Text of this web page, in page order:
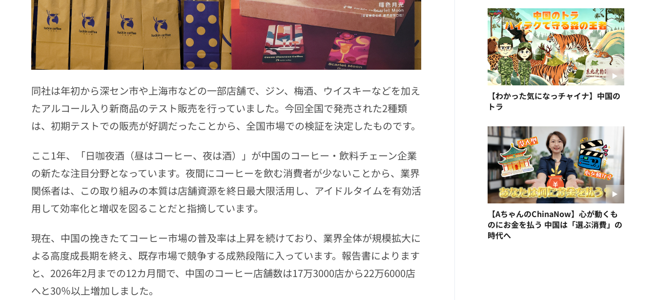
同社は年初から深セン市や上海市などの一部店舗で、ジン、梅酒、ウイスキーなどを加え
たアルコール入り新商品のテスト販売を行っていました。今回全国で発売された2種類
は、初期テストでの販売が好調だったことから、全国市場での検証を決定したものです。
ここ1年、「日咖夜酒（昼はコーヒー、夜は酒）」が中国のコーヒー・飲料チェーン企業
の新たな注目分野となっています。夜間にコーヒーを飲む消費者が少ないことから、業界
関係者は、この取り組みの本質は店舗資源を終日最大限活用し、アイドルタイムを有効活
用して効率化と増収を図ることだと指摘しています。
現在、中国の挽きたてコーヒー市場の普及率は上昇を続けており、業界全体が規模拡大に
よる高度成長期を終え、既存市場で競争する成熟段階に入っています。報告書によります
と、2026年2月までの12カ月間で、中国のコーヒー店舗数は17万3000店から22万6000店
へと30％以上増加しました。
【わかった気になっチャイナ】中国の
トラ
【AちゃんのChinaNow】心が動くも
のにお金を払う 中国は「選ぶ消費」の
時代へ